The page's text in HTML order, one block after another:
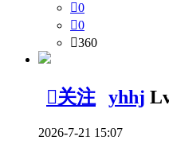
0
0
360
关注 yhhj
2026-7-21 15:07